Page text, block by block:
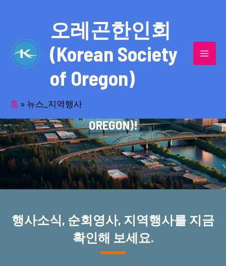
오레곤한인회
(Korean Society
of Oregon)
홈 » 뉴스_지역행사
반세기의 세월을 품고 동포사회를 섬겨온
오레곤한인회(KOREAN SOCIETY OF
OREGON)!
행사소식, 순회영사, 지역행사를 지금
확인해 보세요.